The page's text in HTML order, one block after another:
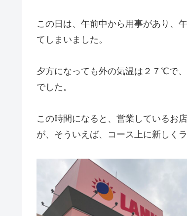
この日は、午前中から用事があり、
てしまいました。
夕方になっても外の気温は２７℃で
でした。
この時間になると、営業しているお
が、そういえば、コース上に新しく